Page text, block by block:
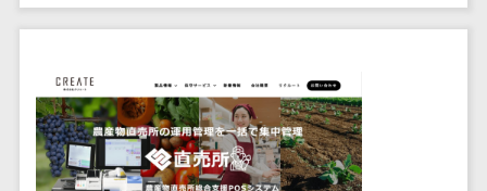
（EDR）>
電話認証サービス> DLPツール>
UTM> 不正検知サービス>
業務全般
ITサービスマネ
問い合わせ管
理システム
遠隔サポート
ツール